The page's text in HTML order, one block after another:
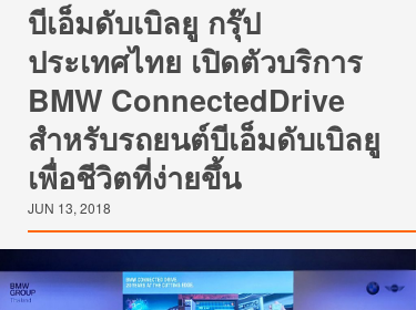
บีเอ็มดับเบิลยู กรุ๊ป
ประเทศไทย เปิดตัวบริการ
BMW ConnectedDrive
สำหรับรถยนต์บีเอ็มดับเบิลยู
เพื่อชีวิตที่ง่ายขึ้น
JUN 13, 2018